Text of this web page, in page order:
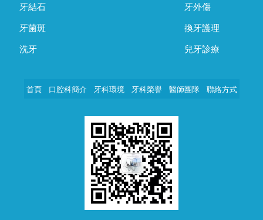
牙結石
牙菌斑
洗牙
牙外傷
換牙護理
兒牙診療
首頁 口腔科簡介 牙科環境 牙科榮譽 醫師團隊 聯絡方式